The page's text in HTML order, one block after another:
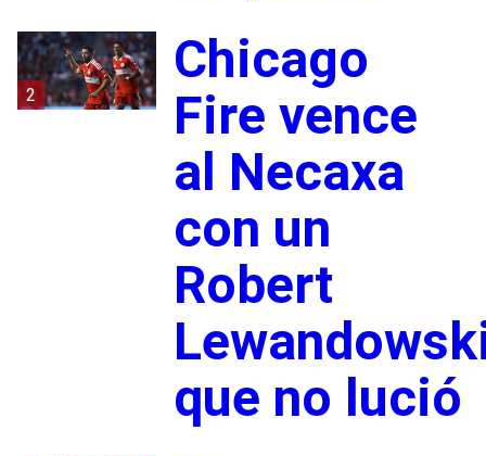
2
Chicago
Fire vence
al Necaxa
con un
Robert
que no lució